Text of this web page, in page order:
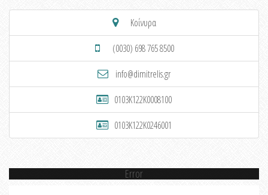
Κοίνυρα
(0030) 698 765 8500
info@dimitrelis.gr
0103K122K0008100
0103K122K0246001
Error